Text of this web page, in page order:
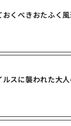
くべきおたふく
スに襲われた大